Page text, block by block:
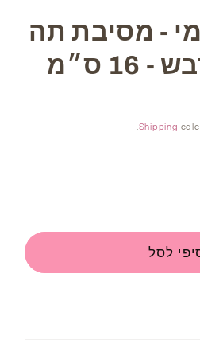
- מסיבת תה
ס״מ
Shipping
לסל